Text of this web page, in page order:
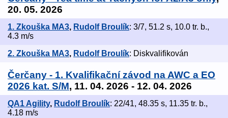
20. 05. 2026
1. Zkouška MA3, Rudolf Broulík: 3/7, 51.2 s, 10.0 tr. b.,
4.3 m/s
2. Zkouška MA3, Rudolf Broulík: Diskvalifikován
Čerčany - 1. Kvalifikační závod na AWC a EO
2026 kat. S/M, 11. 04. 2026 - 12. 04. 2026
QA1 Agility, Rudolf Broulík: 22/41, 48.35 s, 11.35 tr. b.,
4.18 m/s